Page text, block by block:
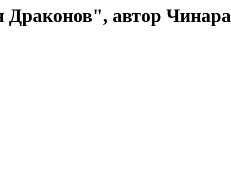
Драконов", автор Чинара